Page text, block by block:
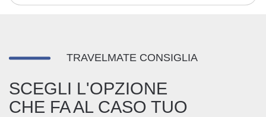
TRAVELMATE CONSIGLIA
SCEGLI L'OPZIONE
CHE FA AL CASO TUO